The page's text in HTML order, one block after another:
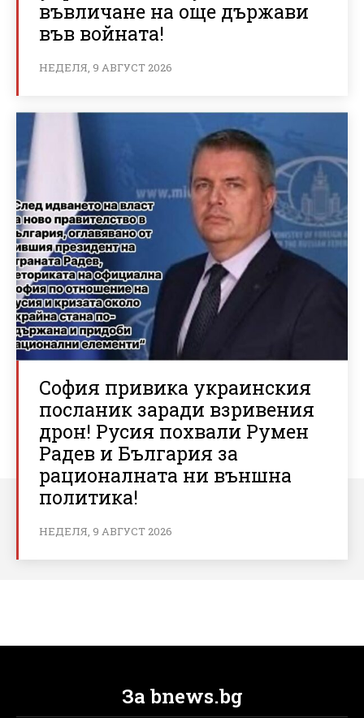
въвличане на още държави
във войната!
НЕДЕЛЯ, 9 АВГУСТ 2026
София привика украинския
посланик заради взривения
дрон! Русия похвали Румен
Радев и България за
рационалната ни външна
политика!
НЕДЕЛЯ, 9 АВГУСТ 2026
За bnews.bg